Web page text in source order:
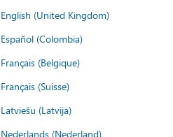
English (United Kingdom)
Español (Colombia)
Français (Belgique)
Français (Suisse)
Latviešu (Latvija)
Nederlands (Nederland)